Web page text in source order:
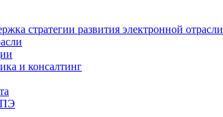
стратегии развития электронной отрасли
и консалтинг